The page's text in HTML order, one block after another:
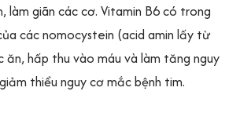
làm giãn các cơ. Vitamin B6 có trong
các nomocystein (acid amin lấy từ
hấp thu vào máu và làm tăng nguy
thiểu nguy cơ mắc bệnh tim.